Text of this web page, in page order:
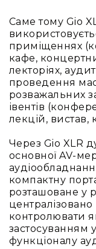
Саме тому Gio
приміщеннях
кафе,
лекторіях,
проведення
розважальних
івентів
лекцій, вистав,
Через Gio XLR
основної AV-
компактну
розташоване у
контролювати
застосуванням
функціоналу